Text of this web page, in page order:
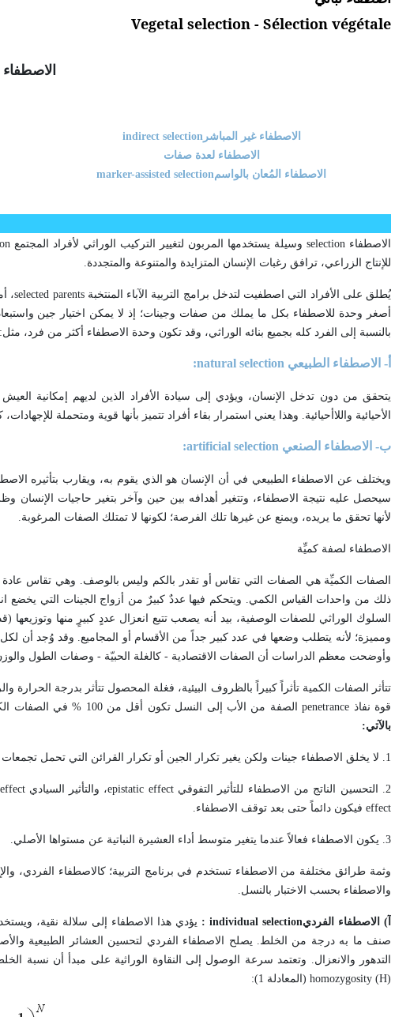
Vegetal selection - Sélection végétale
الاصطفاء
الاصطفاء غير المباشرindirect selection
الاصطفاء لعدة صفات
الاصطفاء المُعان بالواسمmarker-assisted selection
الاصطفاءselection وسيلة يستخدمها المربون لتغيير التركيب الوراثي لأفراد المجتمع
للإنتاج الزراعي، ترافق رغبات الإنسان المتزايدة والمتنوعة والمتجددة.
يُطلق على الأفراد التي اصطفيت لتدخل برامج التربية الآباء المنتخبةselected parents،
أصغر وحدة للاصطفاء بكل ما يملك من صفات وجينات؛ إذ لا يمكن اختيار جين
بالنسبة إلى الفرد كله بجميع بنائه الوراثي، وقد تكون وحدة الاصطفاء أكثر من فرد، مثل:
أ- الاصطفاء الطبيعي natural selection
:
يتحقق من دون تدخل الإنسان، ويؤدي إلى سيادة الأفراد الذين لديهم إمكانية
الأحيائية واللاأحيائية. وهذا يعني استمرار بقاء أفراد تتميز بأنها قوية ومتحملة
ب- الاصطفاء الصنعي artificial selection
:
ويختلف عن الاصطفاء الطبيعي في أن الإنسان هو الذي يقوم به، ويقارب بتأثيره
سيحصل عليه نتيجة الاصطفاء، وتتغير أهدافه بين حين وآخر بتغير حاجيات الإنسان
لأنها تحقق ما يريده، ويمنع عن غيرها تلك الفرصة؛ لكونها لا تمتلك الصفات المرغوبة.
الاصطفاء لصفة كميِّة
الصفات الكميِّة هي الصفات التي تقاس أو تقدر بالكم وليس بالوصف. وهي تقاس عادة
ذلك من واحدات القياس الكمي. ويتحكم فيها عددٌ كبيرٌ من أزواج الجينات التي يخضع
ومميزة؛ لأنه يتطلب وضعها في عدد كبير جداً من الأقسام أو المجاميع. وقد وُجد أن
وأوضحت معظم الدراسات أن الصفات الاقتصادية - كالغلة الحبيّة - وصفات الطول
تتأثر الصفات الكمية تأثراً كبيراً بالظروف البيئية، فغلة المحصول تتأثر بدرجة الحرارة
قوة نفاذ penetranceالصفة من الأب إلى النسل تكون أقل من 100 % في الصفات الكمية، ما يؤدي إلى تدني قيمة المكافئ الوراثي (أقل من 1). و
بالآتي:
1. لا يخلق الاصطفاء جينات ولكن يغير تكرار الجين أو تكرار القرائن التي تحمل تجمعات وراثية معينة.
2. التحسين الناتج من الاصطفاء للتأثير التفوقي epistatic effect، والتأثير السيادي
effect فيكون دائماً حتى بعد توقف الاصطفاء.
3. يكون الاصطفاء فعالاً عندما يتغير متوسط أداء العشيرة النباتية عن مستواها الأصلي.
وثمة طرائق مختلفة من الاصطفاء تستخدم في برنامج التربية؛ كالاصطفاء الفردي،
والاصطفاء بحسب الاختبار بالنسل.
آ) الاصطفاء الفرديindividual selection
: يؤدي هذا الاصطفاء إلى سلالة نقية،
صنف ما به درجة من الخلط. يصلح الاصطفاء الفردي لتحسين العشائر الطبيعية
التدهور والانعزال. وتعتمد سرعة الوصول إلى النقاوة الوراثية على مبدأ أن نسبة الخلط تنخفض بنسبة 50 % لمصلحة التماثل بعد كل تلقيح
homozygosity (H) (المعادلة 1):